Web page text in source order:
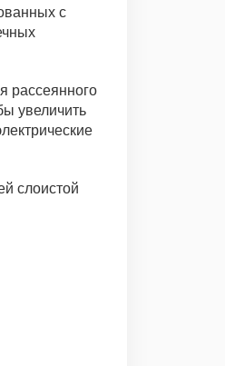
с
рассеянного
увеличить
слоистой